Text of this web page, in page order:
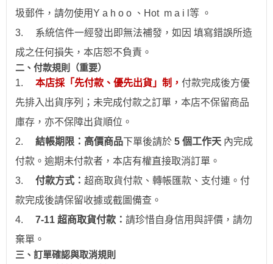
圾郵件，請勿使用Y a h o o 、Hot m a i l 等 。
3.
系統信件一經發出即無法補發，如因 填寫錯誤所造
成之任何損失，本店恕不負責。
二、付款規則（重要）
1.
本店採「先付款、優先出貨」制， 付款完成後方優
先排入出貨序列；未完成付款之訂單，本店不保留商品
庫存，亦不保障出貨順位。
2.
結帳期限： 高價商品下單後請於 5 個工作天 內完成
付款。逾期未付款者，本店有權直接取消訂單。
3.
付款方式： 超商取貨付款、 轉帳匯款、支付連。付
款完成後請保留收據或截圖備查。
4.
7-11 超商取貨付款： 請珍惜自身信用與評價，請勿
棄單。
三、訂單確認與取消規則